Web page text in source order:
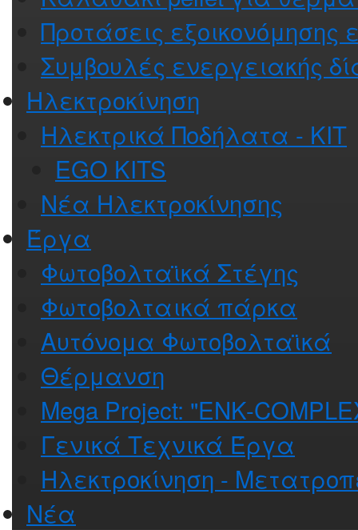
Προτάσεις εξοικονόμησης
Συμβουλές ενεργειακής
Ηλεκτροκίνηση
Ηλεκτρικά Ποδήλατα - ΚΙΤ
EGO KITS
Νέα Ηλεκτροκίνησης
Έργα
Φωτοβολταϊκά Στέγης
Φωτοβολταικά πάρκα
Αυτόνομα Φωτοβολταϊκά
Θέρμανση
Mega Project: "ENK-
Γενικά Τεχνικά Έργα
Ηλεκτροκίνηση -
Νέα